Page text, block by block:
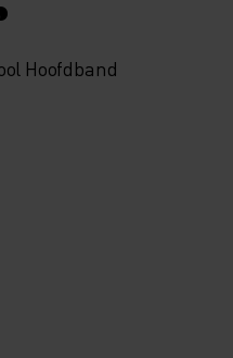
Hoofdband